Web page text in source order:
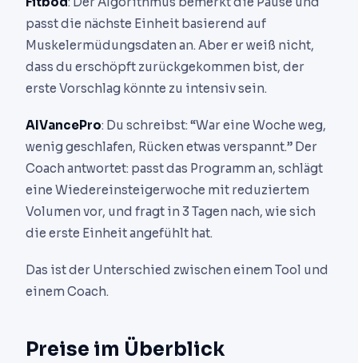
passt die nächste Einheit basierend auf
Muskelermüdungsdaten an. Aber er weiß nicht,
dass du erschöpft zurückgekommen bist, der
erste Vorschlag könnte zu intensiv sein.
AIVancePro: Du schreibst: “War eine Woche weg,
wenig geschlafen, Rücken etwas verspannt.” Der
Coach antwortet: passt das Programm an, schlägt
eine Wiedereinsteigerwoche mit reduziertem
Volumen vor, und fragt in 3 Tagen nach, wie sich
die erste Einheit angefühlt hat.
Das ist der Unterschied zwischen einem Tool und
einem Coach.
Preise im Überblick